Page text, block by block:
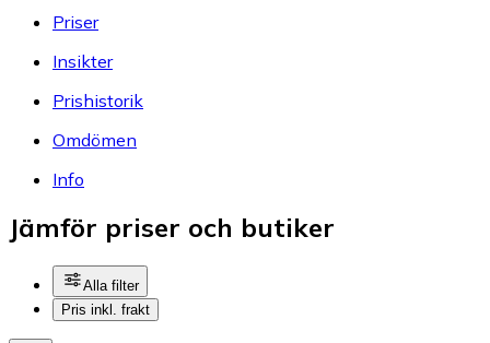
Priser
Insikter
Prishistorik
Omdömen
Info
Jämför priser och butiker
Alla filter
Pris inkl. frakt